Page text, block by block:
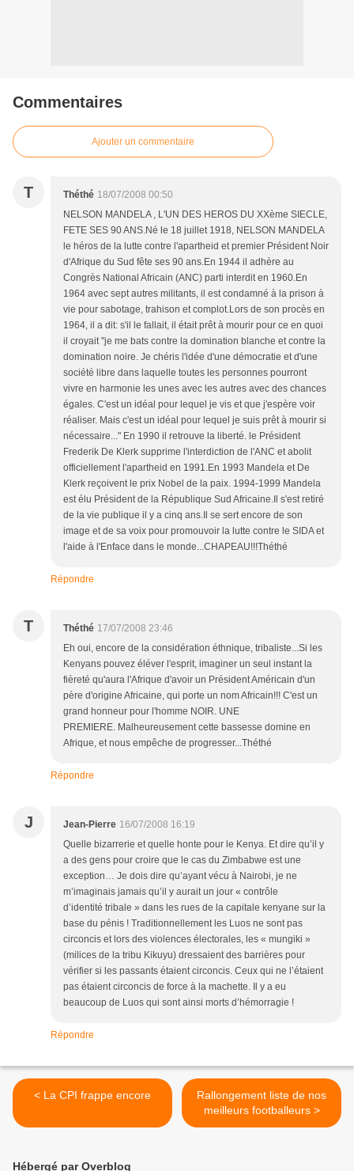
Commentaires
Ajouter un commentaire
T Théthé 18/07/2008 00:50
NELSON MANDELA , L'UN DES HEROS DU XXème SIECLE,
FETE SES 90 ANS.Né le 18 juillet 1918, NELSON MANDELA
le héros de la lutte contre l'apartheid et premier Président Noir
d'Afrique du Sud fête ses 90 ans.En 1944 il adhère au
Congrès National Africain (ANC) parti interdit en 1960.En
1964 avec sept autres militants, il est condamné à la prison à
vie pour sabotage, trahison et complot.Lors de son procès en
1964, il a dit: s'il le fallait, il était prêt à mourir pour ce en quoi
il croyait "je me bats contre la domination blanche et contre la
domination noire. Je chéris l'idée d'une démocratie et d'une
société libre dans laquelle toutes les personnes pourront
vivre en harmonie les unes avec les autres avec des chances
égales. C'est un idéal pour lequel je vis et que j'espère voir
réaliser. Mais c'est un idéal pour lequel je suis prêt à mourir si
nécessaire..." En 1990 il retrouve la liberté. le Président
Frederik De Klerk supprime l'interdiction de l'ANC et abolit
officiellement l'apartheid en 1991.En 1993 Mandela et De
Klerk reçoivent le prix Nobel de la paix. 1994-1999 Mandela
est élu Président de la République Sud Africaine.Il s'est retiré
de la vie publique il y a cinq ans.Il se sert encore de son
image et de sa voix pour promouvoir la lutte contre le SIDA et
l'aide à l'Enface dans le monde...CHAPEAU!!!Théthé
Répondre
T Théthé 17/07/2008 23:46
Eh oui, encore de la considération éthnique, tribaliste...Si les
Kenyans pouvez éléver l'esprit, imaginer un seul instant la
fièreté qu'aura l'Afrique d'avoir un Président Américain d'un
père d'origine Africaine, qui porte un nom Africain!!! C'est un
grand honneur pour l'homme NOIR. UNE
PREMIERE. Malheureusement cette bassesse domine en
Afrique, et nous empêche de progresser...Théthé
Répondre
J Jean-Pierre 16/07/2008 16:19
Quelle bizarrerie et quelle honte pour le Kenya. Et dire qu’il y
a des gens pour croire que le cas du Zimbabwe est une
exception… Je dois dire qu’ayant vécu à Nairobi, je ne
m’imaginais jamais qu’il y aurait un jour « contrôle
d’identité tribale » dans les rues de la capitale kenyane sur la
base du pénis ! Traditionnellement les Luos ne sont pas
circoncis et lors des violences électorales, les « mungiki »
(milices de la tribu Kikuyu) dressaient des barrières pour
vérifier si les passants étaient circoncis. Ceux qui ne l’étaient
pas étaient circoncis de force à la machette. Il y a eu
beaucoup de Luos qui sont ainsi morts d’hémorragie !
Répondre
< La CPI frappe encore
Rallongement liste de nos
meilleurs footballeurs >
Hébergé par Overblog